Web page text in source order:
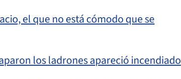
el que no está cómodo que se
los ladrones apareció incendiado